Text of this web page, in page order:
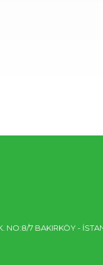
NO:8/7 BAKIRKÖY -